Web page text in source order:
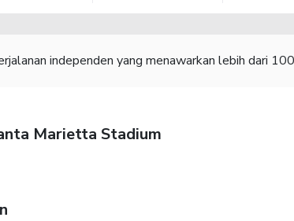
independen yang menawarkan lebih dari
Marietta Stadium